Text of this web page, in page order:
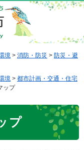
境 > 消防・防災 > 防災・避
境 > 都市計画・交通・住宅
ップ
プ